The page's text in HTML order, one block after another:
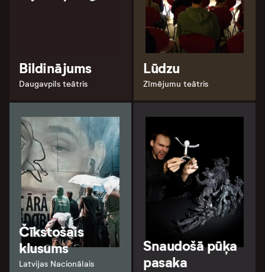
Bildinājums
Daugavpils teātris
Lūdzu
Zīmējumu teātris
Čīkstošais
klusums
Latvijas Nacionālais
Snaudošā pūķa
pasaka